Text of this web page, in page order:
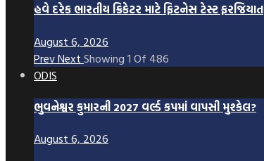
હવે દરેક ભારતીય ક્રિકેટર માટે ફિટનેસ ટેસ્ટ ફરજિયાત
August 6, 2026
PrevNext Showing 1 Of 486
ODIS
ભુવનેશ્વર કુમારની 2027 વર્લ્ડ કપમાં વાપસી મુશ્કેલ?
August 6, 2026